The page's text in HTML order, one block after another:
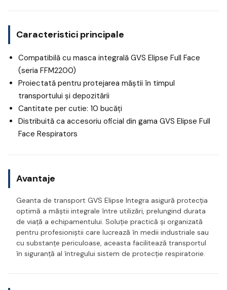
Caracteristici principale
Compatibilă cu masca integrală GVS Elipse Full Face
(seria FFM2200)
Proiectată pentru protejarea măștii în timpul
transportului și depozitării
Cantitate per cutie: 10 bucăți
Distribuită ca accesoriu oficial din gama GVS Elipse Full
Face Respirators
Avantaje
Geanta de transport GVS Elipse Integra asigură protecția
optimă a măștii integrale între utilizări, prelungind durata
de viață a echipamentului. Soluție practică și organizată
pentru profesioniștii care lucrează în medii industriale sau
cu substanțe periculoase, aceasta facilitează transportul
în siguranță al întregului sistem de protecție respiratorie.